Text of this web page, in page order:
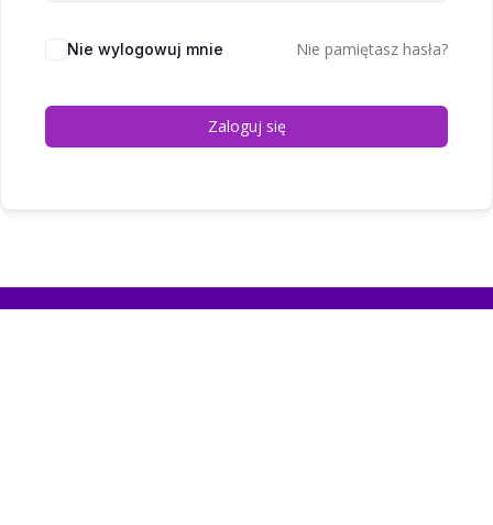
Nie wylogowuj mnie Nie pamiętasz hasła?
Zaloguj się